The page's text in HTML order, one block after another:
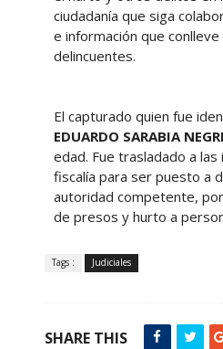
ciudadanía que siga
e información que
delincuentes.
El capturado quien fue
EDUARDO SARABIA
edad. Fue trasladado a las
fiscalía para ser puesto a
autoridad competente,
de presos y hurto a
Tags : Judiciales
SHARE THIS